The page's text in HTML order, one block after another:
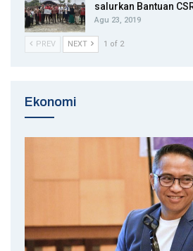
salurkan Bantuan
Agu 23, 2019
PREV NEXT 1 of 2
Ekonomi